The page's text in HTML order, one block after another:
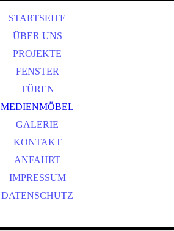
STARTSEITE
ÜBER UNS
PROJEKTE
FENSTER
TÜREN
MEDIENMÖBEL
GALERIE
KONTAKT
ANFAHRT
IMPRESSUM
DATENSCHUTZ